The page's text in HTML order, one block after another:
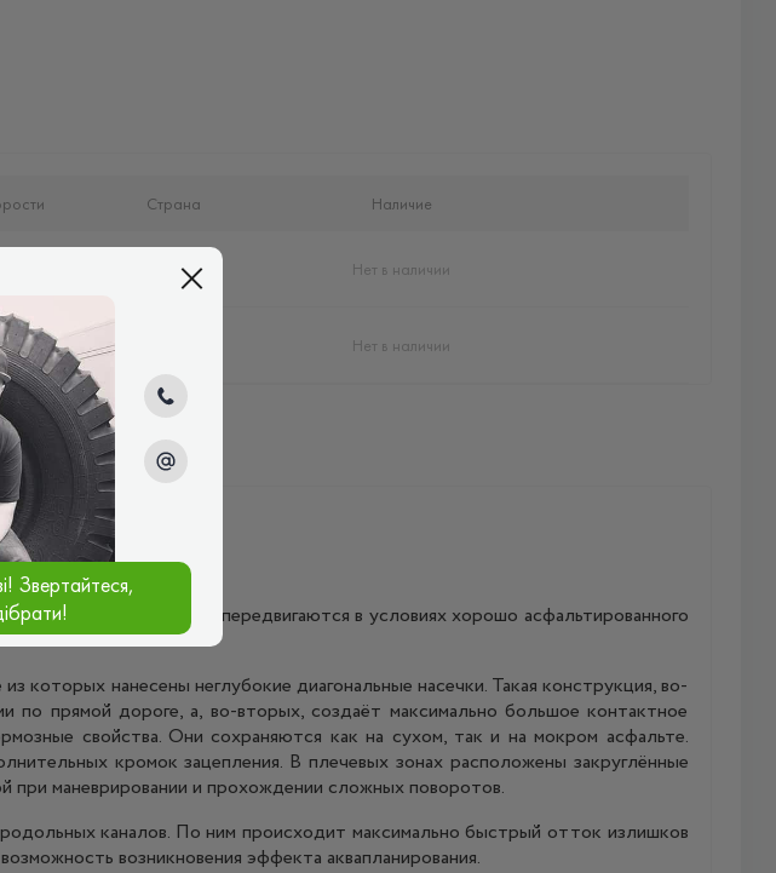
Страна Наличие
Китай Нет в наличии
Нет в наличии
автомобилях, которые передвигаются в условиях хорошо асфальтированного
нанесены неглубокие диагональные насечки. Такая конструкция, во-
по прямой дороге, а, во-вторых, создаёт максимально большое контактное
свойства. Они сохраняются как на сухом, так и на мокром асфальте.
кромок зацепления. В плечевых зонах расположены закруглённые
при маневрировании и прохождении сложных поворотов.
каналов. По ним происходит максимально быстрый отток излишков
возникновения эффекта аквапланирования.
Звертайтеся,